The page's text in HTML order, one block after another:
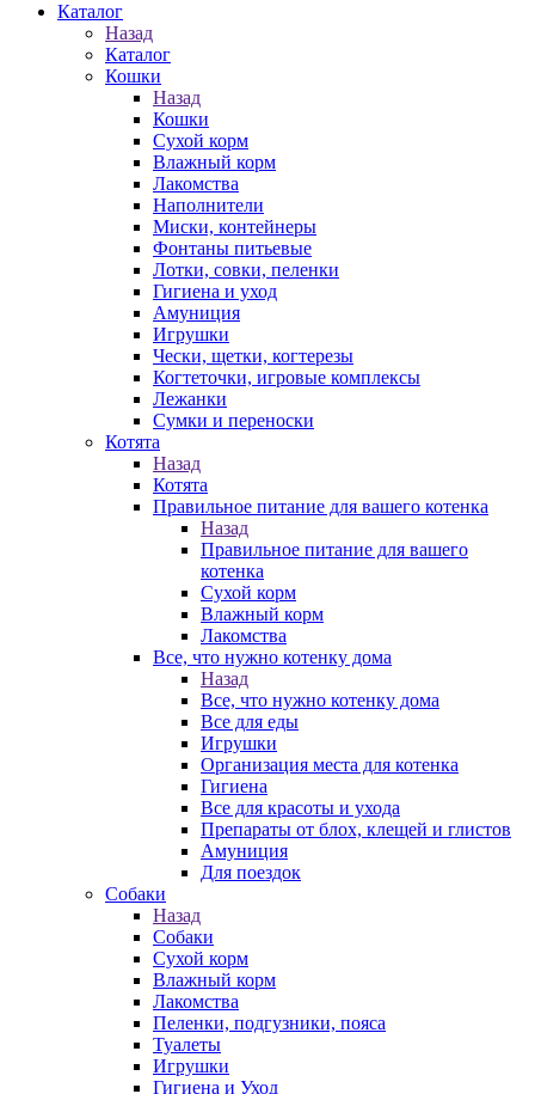
Каталог
Назад
Каталог
Кошки
Назад
Кошки
Сухой корм
Влажный корм
Лакомства
Наполнители
Миски, контейнеры
Фонтаны питьевые
Лотки, совки, пеленки
Гигиена и уход
Амуниция
Игрушки
Чески, щетки, когтерезы
Когтеточки, игровые комплексы
Лежанки
Сумки и переноски
Котята
Назад
Котята
Правильное питание для вашего котенка
Назад
Правильное питание для вашего
котенка
Сухой корм
Влажный корм
Лакомства
Все, что нужно котенку дома
Назад
Все, что нужно котенку дома
Все для еды
Игрушки
Организация места для котенка
Гигиена
Все для красоты и ухода
Препараты от блох, клещей и глистов
Амуниция
Для поездок
Собаки
Назад
Собаки
Сухой корм
Влажный корм
Лакомства
Пеленки, подгузники, пояса
Туалеты
Игрушки
Гигиена и Уход